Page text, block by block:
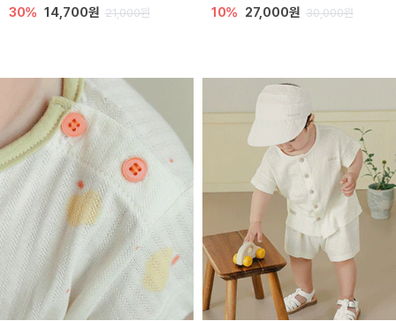
30% 14,700원 21,000원 10% 27,000원 30,000원